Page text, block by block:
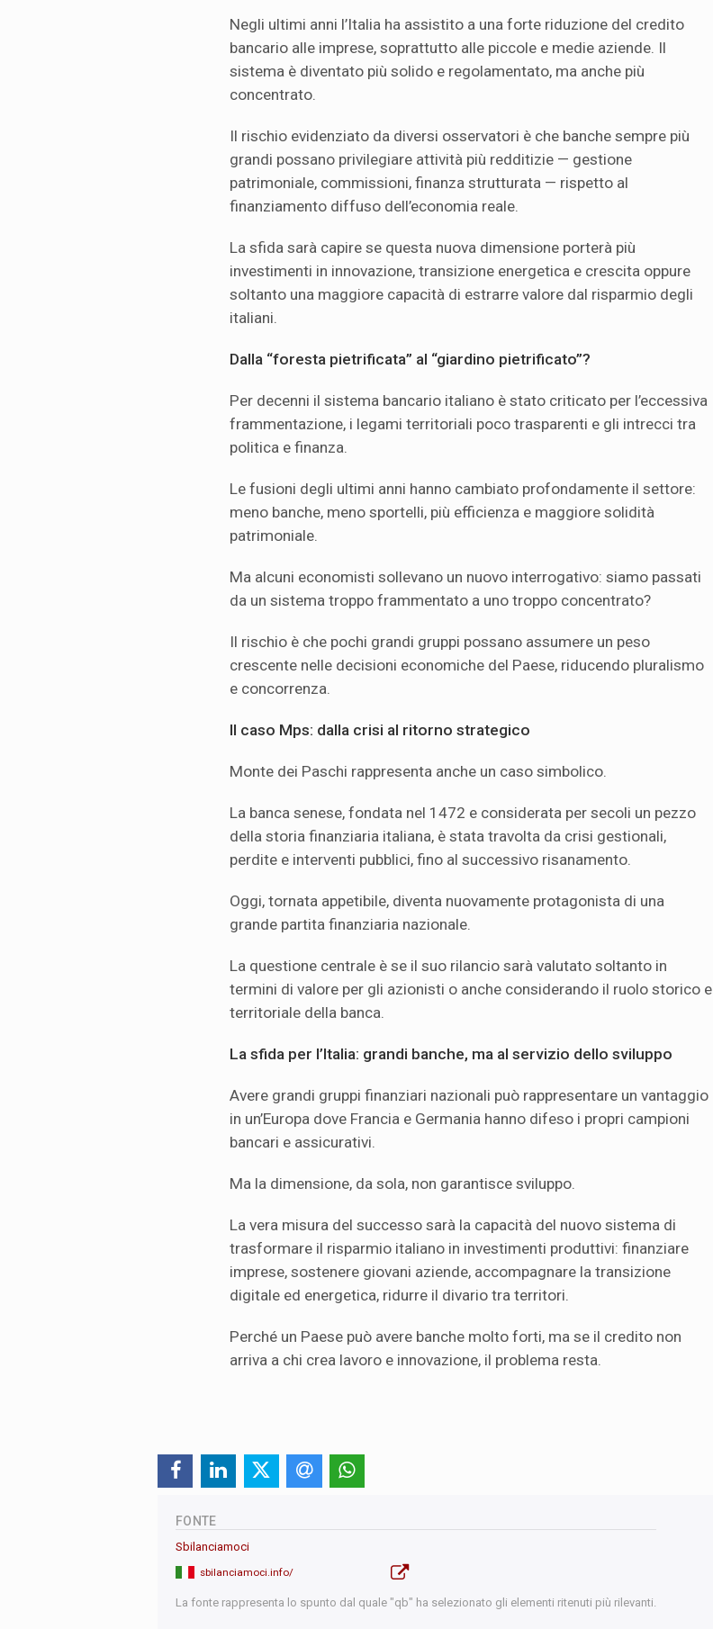
Negli ultimi anni l’Italia ha assistito a una forte riduzione del credito
bancario alle imprese, soprattutto alle piccole e medie aziende. Il
sistema è diventato più solido e regolamentato, ma anche più
concentrato.
Il rischio evidenziato da diversi osservatori è che banche sempre più
grandi possano privilegiare attività più redditizie — gestione
patrimoniale, commissioni, finanza strutturata — rispetto al
finanziamento diffuso dell’economia reale.
La sfida sarà capire se questa nuova dimensione porterà più
investimenti in innovazione, transizione energetica e crescita oppure
soltanto una maggiore capacità di estrarre valore dal risparmio degli
italiani.
Dalla “foresta pietrificata” al “giardino pietrificato”?
Per decenni il sistema bancario italiano è stato criticato per l’eccessiva
frammentazione, i legami territoriali poco trasparenti e gli intrecci tra
politica e finanza.
Le fusioni degli ultimi anni hanno cambiato profondamente il settore:
meno banche, meno sportelli, più efficienza e maggiore solidità
patrimoniale.
Ma alcuni economisti sollevano un nuovo interrogativo: siamo passati
da un sistema troppo frammentato a uno troppo concentrato?
Il rischio è che pochi grandi gruppi possano assumere un peso
crescente nelle decisioni economiche del Paese, riducendo pluralismo
e concorrenza.
Il caso Mps: dalla crisi al ritorno strategico
Monte dei Paschi rappresenta anche un caso simbolico.
La banca senese, fondata nel 1472 e considerata per secoli un pezzo
della storia finanziaria italiana, è stata travolta da crisi gestionali,
perdite e interventi pubblici, fino al successivo risanamento.
Oggi, tornata appetibile, diventa nuovamente protagonista di una
grande partita finanziaria nazionale.
La questione centrale è se il suo rilancio sarà valutato soltanto in
termini di valore per gli azionisti o anche considerando il ruolo storico e
territoriale della banca.
La sfida per l’Italia: grandi banche, ma al servizio dello sviluppo
Avere grandi gruppi finanziari nazionali può rappresentare un vantaggio
in un’Europa dove Francia e Germania hanno difeso i propri campioni
bancari e assicurativi.
Ma la dimensione, da sola, non garantisce sviluppo.
La vera misura del successo sarà la capacità del nuovo sistema di
trasformare il risparmio italiano in investimenti produttivi: finanziare
imprese, sostenere giovani aziende, accompagnare la transizione
digitale ed energetica, ridurre il divario tra territori.
Perché un Paese può avere banche molto forti, ma se il credito non
arriva a chi crea lavoro e innovazione, il problema resta.
FONTE
Sbilanciamoci
sbilanciamoci.info/
La fonte rappresenta lo spunto dal quale "qb" ha selezionato gli elementi ritenuti più rilevanti.